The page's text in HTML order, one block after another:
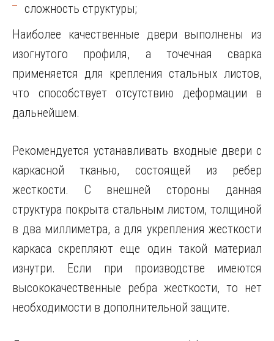
сложность структуры;
Наиболее качественные двери выполнены из
изогнутого профиля, а точечная сварка
применяется для крепления стальных листов,
что способствует отсутствию деформации в
дальнейшем.
Рекомендуется устанавливать входные двери с
каркасной тканью, состоящей из ребер
жесткости. С внешней стороны данная
структура покрыта стальным листом, толщиной
в два миллиметра, а для укрепления жесткости
каркаса скрепляют еще один такой материал
изнутри. Если при производстве имеются
высококачественные ребра жесткости, то нет
необходимости в дополнительной защите.